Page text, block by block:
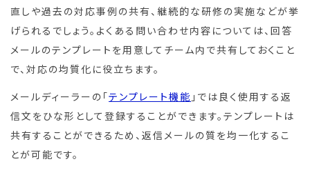
直しや過去の対応事例の共有、継続的な研修の実施などが挙
げられるでしょう。よくある問い合わせ内容については、回答
メールのテンプレートを用意してチーム内で共有しておくこと
で、対応の均質化に役立ちます。
メールディーラーの「テンプレート機能 」では良く使用する返
信文をひな形として登録することができます。テンプレートは
共有することができるため、返信メールの質を均一化するこ
とが可能です。